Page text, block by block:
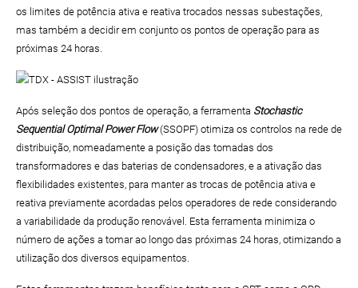
os limites de potência ativa e reativa trocados nessas subestações,
mas também a decidir em conjunto os pontos de operação para as
próximas 24 horas.
Após seleção dos pontos de operação, a ferramenta Stochastic
Sequential Optimal Power Flow(SSOPF) otimiza os controlos na rede de
distribuição, nomeadamente a posição das tomadas dos
transformadores e das baterias de condensadores, e a ativação das
flexibilidades existentes, para manter as trocas de potência ativa e
reativa previamente acordadas pelos operadores de rede considerando
a variabilidade da produção renovável. Esta ferramenta minimiza o
número de ações a tomar ao longo das próximas 24 horas, otimizando a
utilização dos diversos equipamentos.